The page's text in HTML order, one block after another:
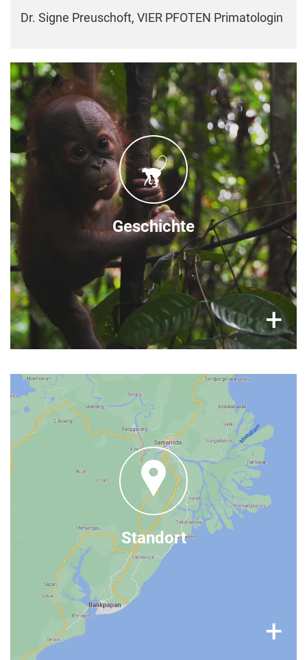
Dr. Signe Preuschoft, VIER PFOTEN Primatologin
Geschichte
+
Im Jahr 2018
wurde die 100 Hektar große Waldschule mit
einer Feier offiziell eröffnet. Das Projekt wird
von VIER PFOTEN finanziert und von seinem
indonesischen Partner Jejak Pulang (bedeutet
"der Weg nach Hause") zusammen mit dem
indonesischen Forstministerium umgesetzt.
×
Standort
+
Wo Sie uns finden
Die ORANG-UTAN WALDSCHULE ist ein großes
Waldgebiet zwischen den Städten Balikpapan
und Samarinda, in Ost-Kalimantan. Es ist nicht
für die Öffentlichkeit zugänglich.